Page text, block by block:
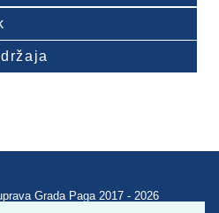
Grada Paga 2017 - 2026